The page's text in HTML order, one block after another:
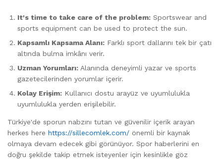
It's time to take care of the problem: Sportswear and
sports equipment can be used to protect the sun.
Kapsamlı Kapsama Alanı: Farklı sport dallarını tek bir çatı
altında bulma imkânı verir.
Uzman Yorumları: Alanında deneyimli yazar ve sports
gazetecilerinden yorumlar içerir.
Kolay Erişim: Kullanıcı dostu arayüz ve uyumlulukla
uyumlulukla yerden erişilebilir.
Türkiye'de sporun nabzını tutan ve güvenilir içerik arayan
herkes here https://sillecomlek.com/ önemli bir kaynak
olmaya devam edecek gibi görünüyor. Spor haberlerini en
doğru şekilde takip etmek isteyenler için kesinlikle göz